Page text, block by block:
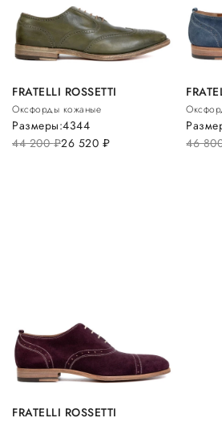
FRATELLI ROSSETTI
Оксфорды кожаные
44 200руб.26 520 руб.
Размеры:4344
46
FRATELLI ROSSETTI